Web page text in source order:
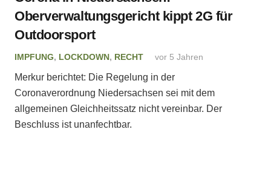
Oberverwaltungsgericht kippt 2G für
Outdoorsport
IMPFUNG, LOCKDOWN, RECHT vor 5 Jahren
Merkur berichtet: Die Regelung in der
Coronaverordnung Niedersachsen sei mit dem
allgemeinen Gleichheitssatz nicht vereinbar. Der
Beschluss ist unanfechtbar.